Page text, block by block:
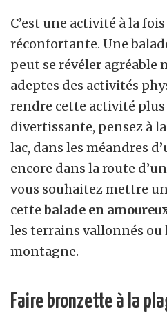
C’est une activité à la
réconfortante. Une
peut se révéler agréable
adeptes des activités
rendre cette activité
divertissante, pensez à
lac, dans les méandres
encore dans la route
vous souhaitez mettre
cettebalade en
les terrains vallonnés ou
montagne.
Faire bronzette à la